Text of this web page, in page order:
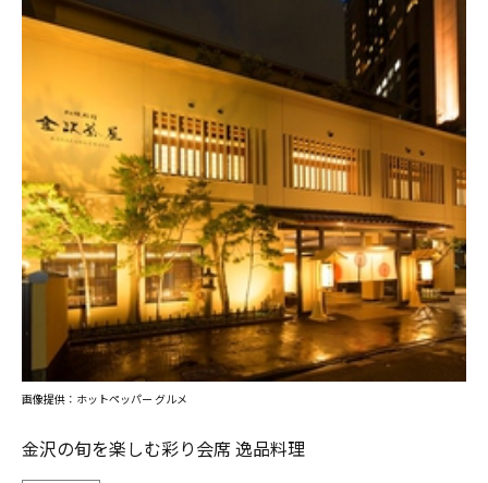
金沢の旬を楽しむ彩り会席 逸品料理
画像提供：ホットペッパー グルメ